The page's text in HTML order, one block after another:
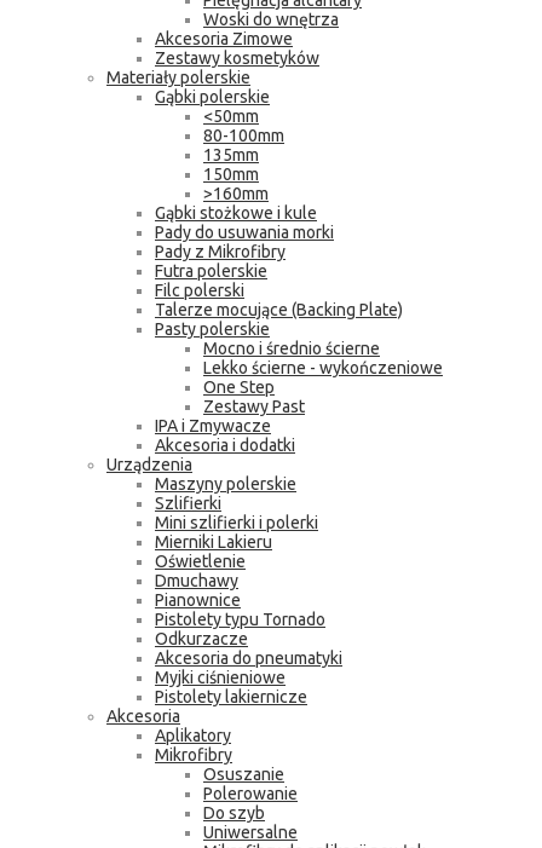
Woski do wnętrza
Akcesoria Zimowe
Zestawy kosmetyków
Materiały polerskie
Gąbki polerskie
<50mm
80-100mm
135mm
150mm
>160mm
Gąbki stożkowe i kule
Pady do usuwania morki
Pady z Mikrofibry
Futra polerskie
Filc polerski
Talerze mocujące (Backing Plate)
Pasty polerskie
Mocno i średnio ścierne
Lekko ścierne - wykończeniowe
One Step
Zestawy Past
IPA i Zmywacze
Akcesoria i dodatki
Urządzenia
Maszyny polerskie
Szlifierki
Mini szlifierki i polerki
Mierniki Lakieru
Oświetlenie
Dmuchawy
Pianownice
Pistolety typu Tornado
Odkurzacze
Akcesoria do pneumatyki
Myjki ciśnieniowe
Pistolety lakiernicze
Akcesoria
Aplikatory
Mikrofibry
Osuszanie
Polerowanie
Do szyb
Uniwersalne